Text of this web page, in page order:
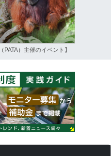
PATA）主催のイベント】